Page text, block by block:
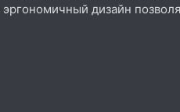
дизайн